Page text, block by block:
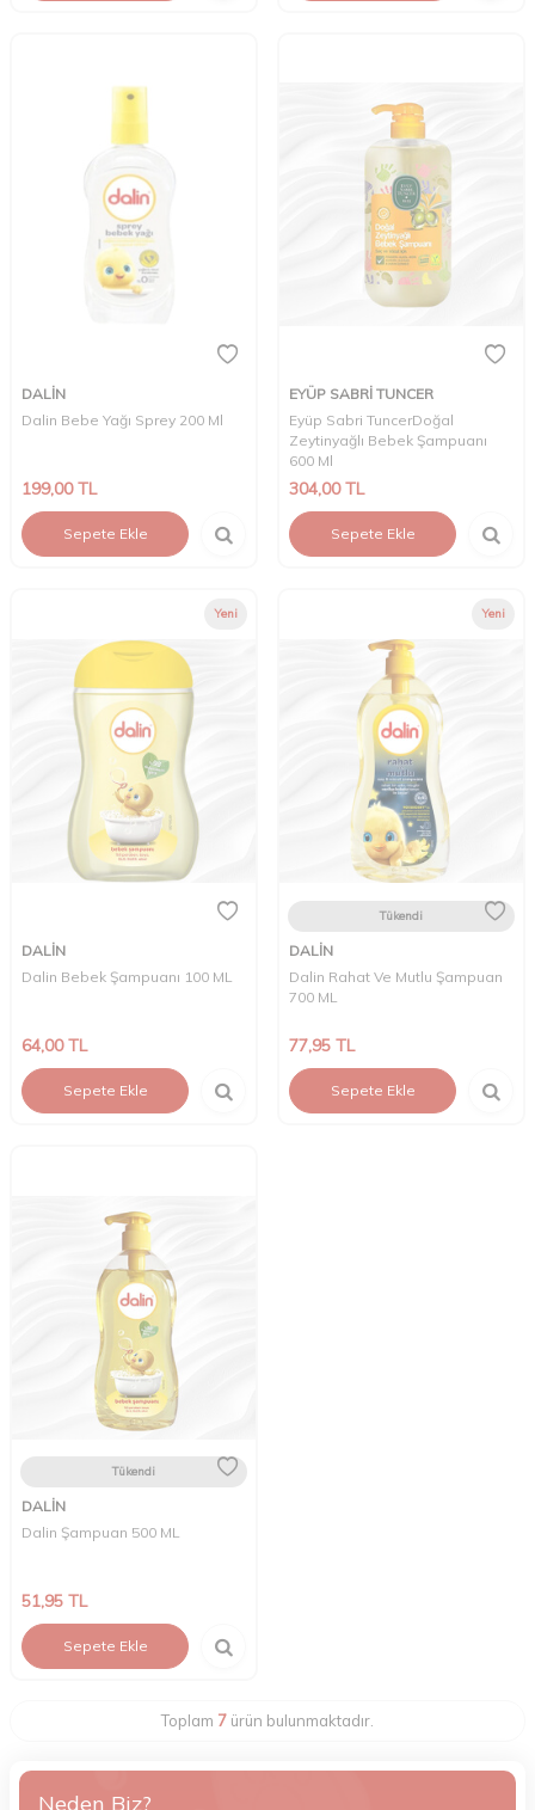
DALİN
Dalin Bebe Yağı Sprey 200 Ml
199,00TL
Sepete Ekle
EYÜP SABRİ TUNCER
Eyüp Sabri TuncerDoğal
Zeytinyağlı Bebek Şampuanı
600 Ml
304,00TL
Sepete Ekle
Yeni
DALİN
Dalin Bebek Şampuanı 100 ML
64,00TL
Sepete Ekle
Yeni
Tükendi
DALİN
Dalin Rahat Ve Mutlu Şampuan
700 ML
77,95 TL
Sepete Ekle
Tükendi
DALİN
Dalin Şampuan 500 ML
51,95 TL
Sepete Ekle
Toplam 7 ürün bulunmaktadır.
Neden Biz?